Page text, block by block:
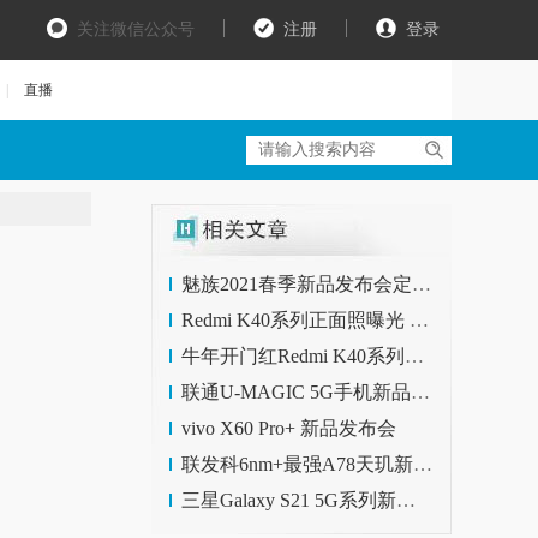
关注微信公众号 注册 登录
直播
魅族2021春季新品发布会定档 3月2-3日Flyme9和魅族18系列亮相
Redmi K40系列正面照曝光 居中挖孔设计
牛年开门红Redmi K40系列京东开启预约，2月25日不见不散
联通U-MAGIC 5G手机新品发布会 视频直播
vivo X60 Pro+ 新品发布会
联发科6nm+最强A78天玑新品明日发布 Redmi k40系列或将全球首发
三星Galaxy S21 5G系列新品发布会 【视频直播】